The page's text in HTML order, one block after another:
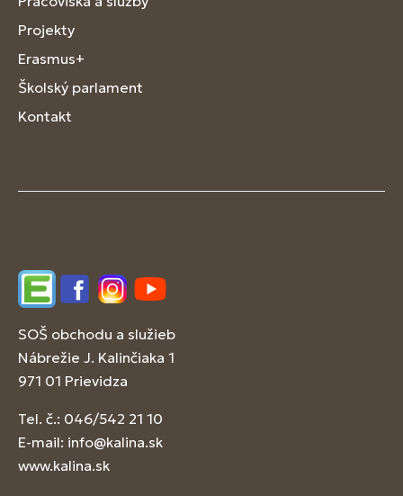
Projekty
Erasmus+
Školský parlament
Kontakt
EdupageFacebookInstagram
YouTube
SOŠ obchodu a služieb
Nábrežie J. Kalinčiaka 1
971 01 Prievidza
Tel. č.: 046/542 21 10
E-mail: info@kalina.sk
www.kalina.sk